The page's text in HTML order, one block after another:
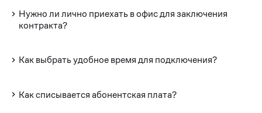
Нужно ли лично приехать в офис для заключения
контракта?
Как выбрать удобное время для подключения?
Как списывается абонентская плата?